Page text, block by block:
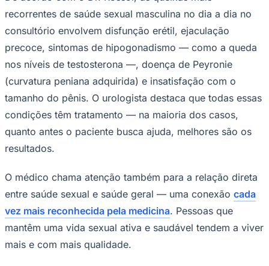
recorrentes de saúde sexual masculina no dia a dia no
consultório envolvem disfunção erétil, ejaculação
precoce, sintomas de hipogonadismo — como a queda
nos níveis de testosterona —, doença de Peyronie
(curvatura peniana adquirida) e insatisfação com o
tamanho do pênis. O urologista destaca que todas essas
condições têm tratamento — na maioria dos casos,
quanto antes o paciente busca ajuda, melhores são os
resultados.
O médico chama atenção também para a relação direta
entre saúde sexual e saúde geral — uma conexão cada
vez mais reconhecida pela medicina. Pessoas que
mantêm uma vida sexual ativa e saudável tendem a viver
mais e com mais qualidade.